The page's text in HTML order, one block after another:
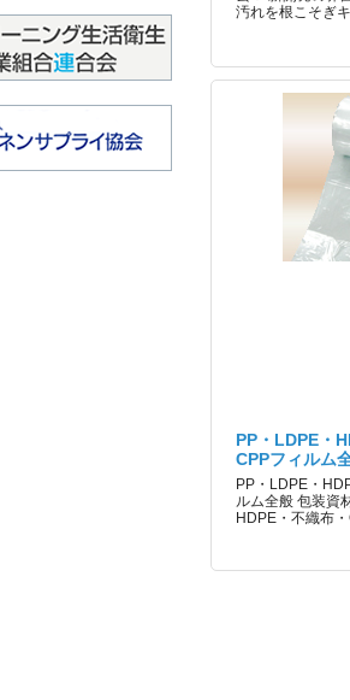
汚れを根こそぎ
PP・LDPE・
CPPフィルム
PP・LDPE・
ルム全般 包装資
HDPE・不織布